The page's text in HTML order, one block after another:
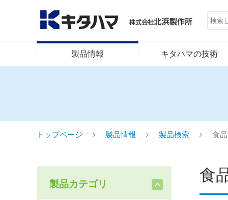
製品情報 キタハマの技術
トップページ 製品情報 製品検索 食
製品カテゴリ 食